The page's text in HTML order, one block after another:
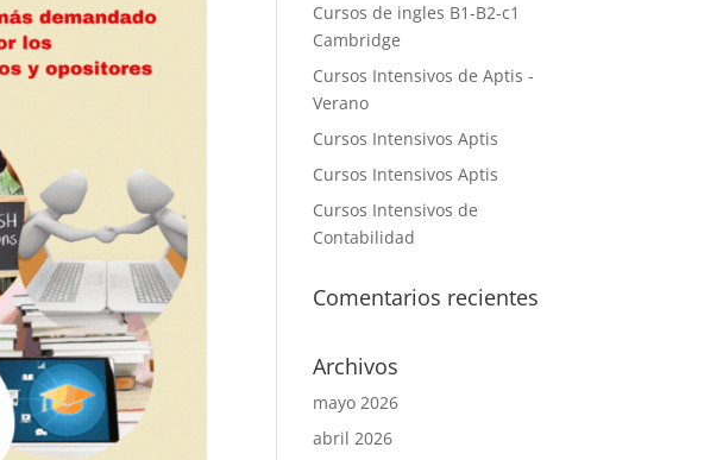
Cursos de ingles B1-B2-c1
Cambridge
Cursos Intensivos de Aptis -
Verano
Cursos Intensivos Aptis
Cursos Intensivos Aptis
Cursos Intensivos de
Contabilidad
Comentarios recientes
Archivos
mayo 2026
abril 2026